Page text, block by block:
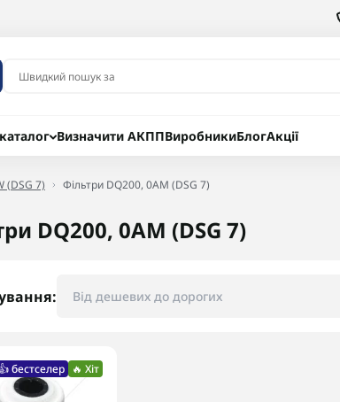
Визначити АКППВиробникиБлогАкції
(DSG 7) Фільтри DQ200, 0AM (DSG 7)
DQ200, 0AM (DSG 7)
👍 бестселер 🔥 Хіт